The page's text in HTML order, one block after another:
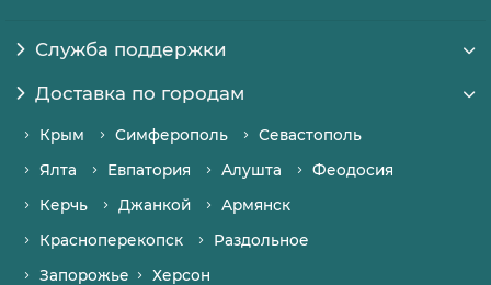
Служба поддержки
Доставка по городам
Крым Симферополь
Севастополь
Ялта
Евпатория Алушта
Феодосия
Керчь
Джанкой
Армянск
Красноперекопск
Раздольное
Запорожье
Херсон